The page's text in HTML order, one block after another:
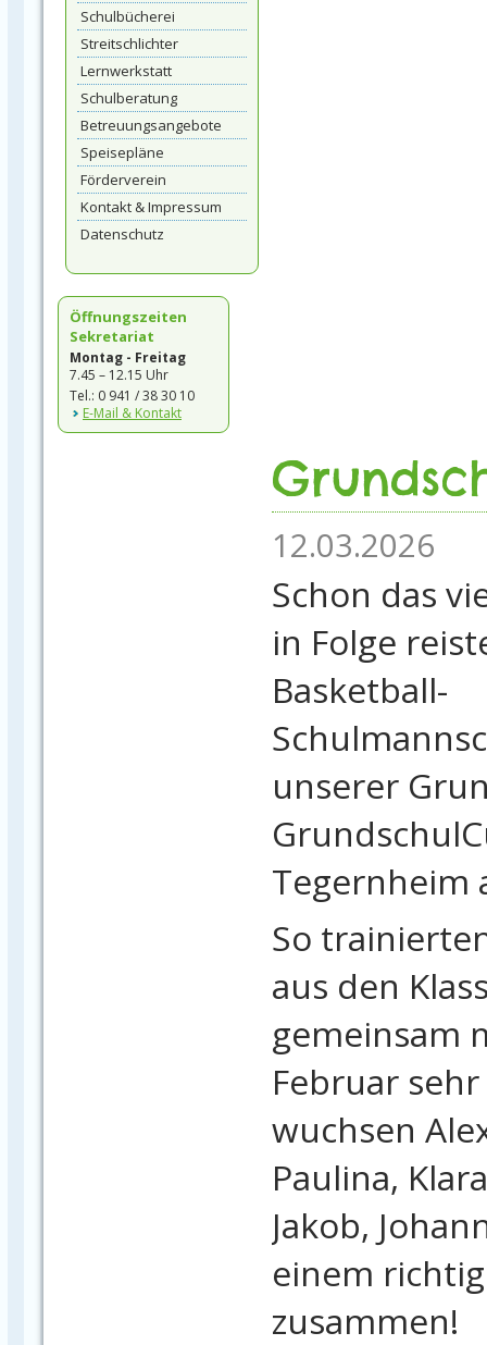
Schulbücherei
Streitschlichter
Lernwerkstatt
Schulberatung
Betreuungsangebote
Speisepläne
Förderverein
Kontakt & Impressum
Datenschutz
Öffnungszeiten
Sekretariat
Montag - Freitag
7.45 – 12.15 Uhr
Tel.: 0 941 / 38 30 10
E-Mail & Kontakt
12.03.2026
Schon das
in Folge
Basketball-
unserer
Tegernheim
So
aus den
gemeinsam
Februar
wuchsen
Paulina,
Jakob,
einem
zusammen!